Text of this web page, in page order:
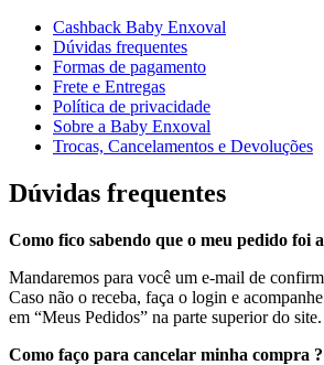
Cashback Baby Enxoval
Dúvidas frequentes
Formas de pagamento
Frete e Entregas
Política de privacidade
Sobre a Baby Enxoval
Trocas, Cancelamentos e Devoluções
Dúvidas frequentes
Como fico sabendo que o meu pedido foi
Mandaremos para você um e-mail de
Caso não o receba, faça o login e
em “Meus Pedidos” na parte superior do site.
Como faço para cancelar minha compra ?